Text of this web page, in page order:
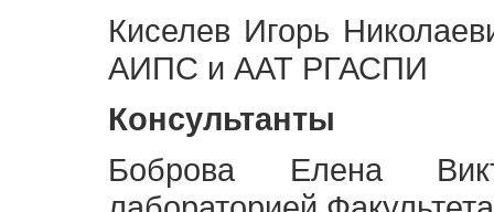
Киселев Игорь
АИПС и ААТ РГАСПИ
Консультанты
Боброва Елена